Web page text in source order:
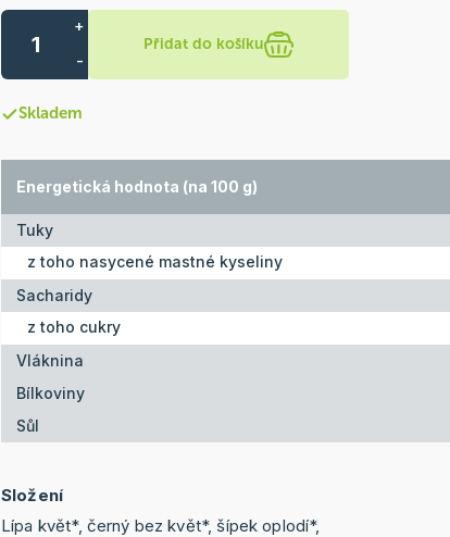
+
-
Přidat do košíku
Skladem
Energetická hodnota (na 100 g)
Tuky
z toho nasycené mastné kyseliny
Sacharidy
z toho cukry
Vláknina
Bílkoviny
Sůl
Složení
Lípa květ*, černý bez květ*, šípek oplodí*,